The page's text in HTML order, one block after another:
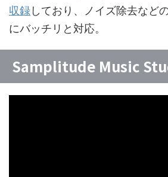
収録しており、ノイズ除去など
にバッチリと対応。
Samplitude Music